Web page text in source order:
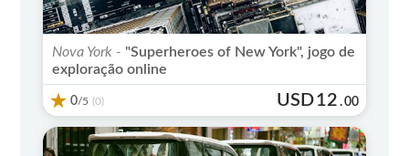
Nova York - "Superheroes of New York", jogo de
exploração online
0/5 (0) USD12 .00